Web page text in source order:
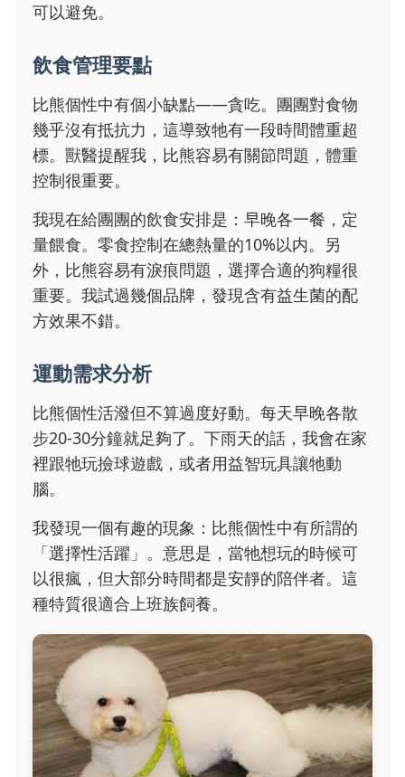
可以避免。
飲食管理要點
比熊個性中有個小缺點——貪吃。團團對食物
幾乎沒有抵抗力，這導致牠有一段時間體重超
標。獸醫提醒我，比熊容易有關節問題，體重
控制很重要。
我現在給團團的飲食安排是：早晚各一餐，定
量餵食。零食控制在總熱量的10%以内。另
外，比熊容易有淚痕問題，選擇合適的狗糧很
重要。我試過幾個品牌，發現含有益生菌的配
方效果不錯。
運動需求分析
比熊個性活潑但不算過度好動。每天早晚各散
步20-30分鐘就足夠了。下雨天的話，我會在家
裡跟牠玩撿球遊戲，或者用益智玩具讓牠動
腦。
我發現一個有趣的現象：比熊個性中有所謂的
「選擇性活躍」。意思是，當牠想玩的時候可
以很瘋，但大部分時間都是安靜的陪伴者。這
種特質很適合上班族飼養。